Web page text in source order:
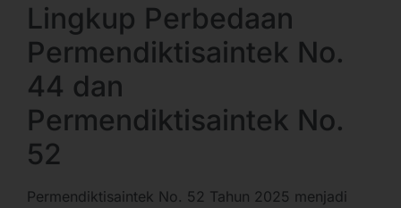
Lingkup Perbedaan
Permendiktisaintek No.
44 dan
Permendiktisaintek No.
52
Permendiktisaintek No. 52 Tahun 2025 menjadi